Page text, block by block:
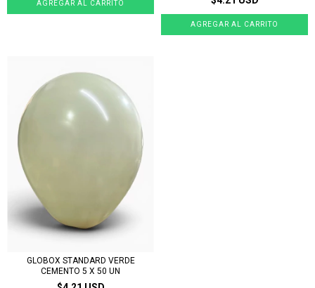
GLOBOX STANDARD VERDE
CEMENTO 5 X 50 UN